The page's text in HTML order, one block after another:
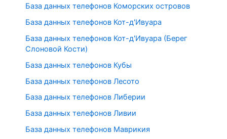
База данных телефонов Коморских островов
База данных телефонов Кот-д'Ивуара
База данных телефонов Кот-д'Ивуара (Берег
Слоновой Кости)
База данных телефонов Кубы
База данных телефонов Лесото
База данных телефонов Либерии
База данных телефонов Ливии
База данных телефонов Маврикия